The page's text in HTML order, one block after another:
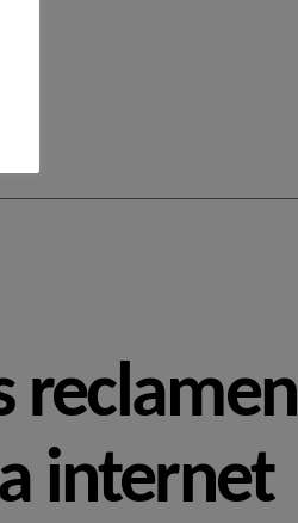
reclamen
internet